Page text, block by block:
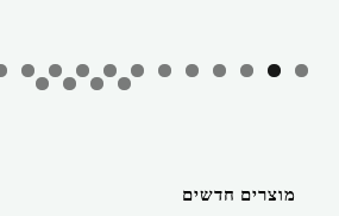
מוצרים חדשים